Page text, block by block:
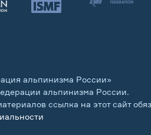
альпинизма России»
альпинизма России.
ссылка на этот сайт